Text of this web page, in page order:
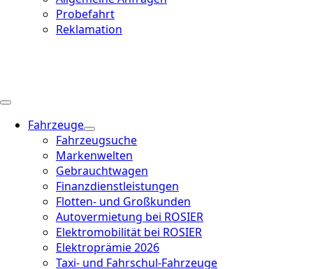
Probefahrt
Reklamation
Fahrzeuge
Fahrzeugsuche
Markenwelten
Gebrauchtwagen
Finanzdienstleistungen
Flotten- und Großkunden
Autovermietung bei ROSIER
Elektromobilität bei ROSIER
Elektroprämie 2026
Taxi- und Fahrschul-Fahrzeuge